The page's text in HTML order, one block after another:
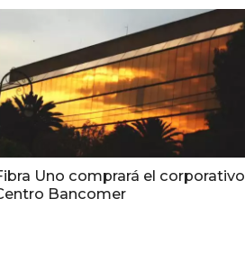
Uno comprará el corporativo
Bancomer